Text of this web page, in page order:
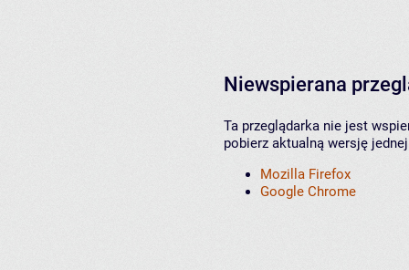
Niewspierana
Ta przeglądarka nie jest
pobierz aktualną wersję
Mozilla Firefox
Google Chrome